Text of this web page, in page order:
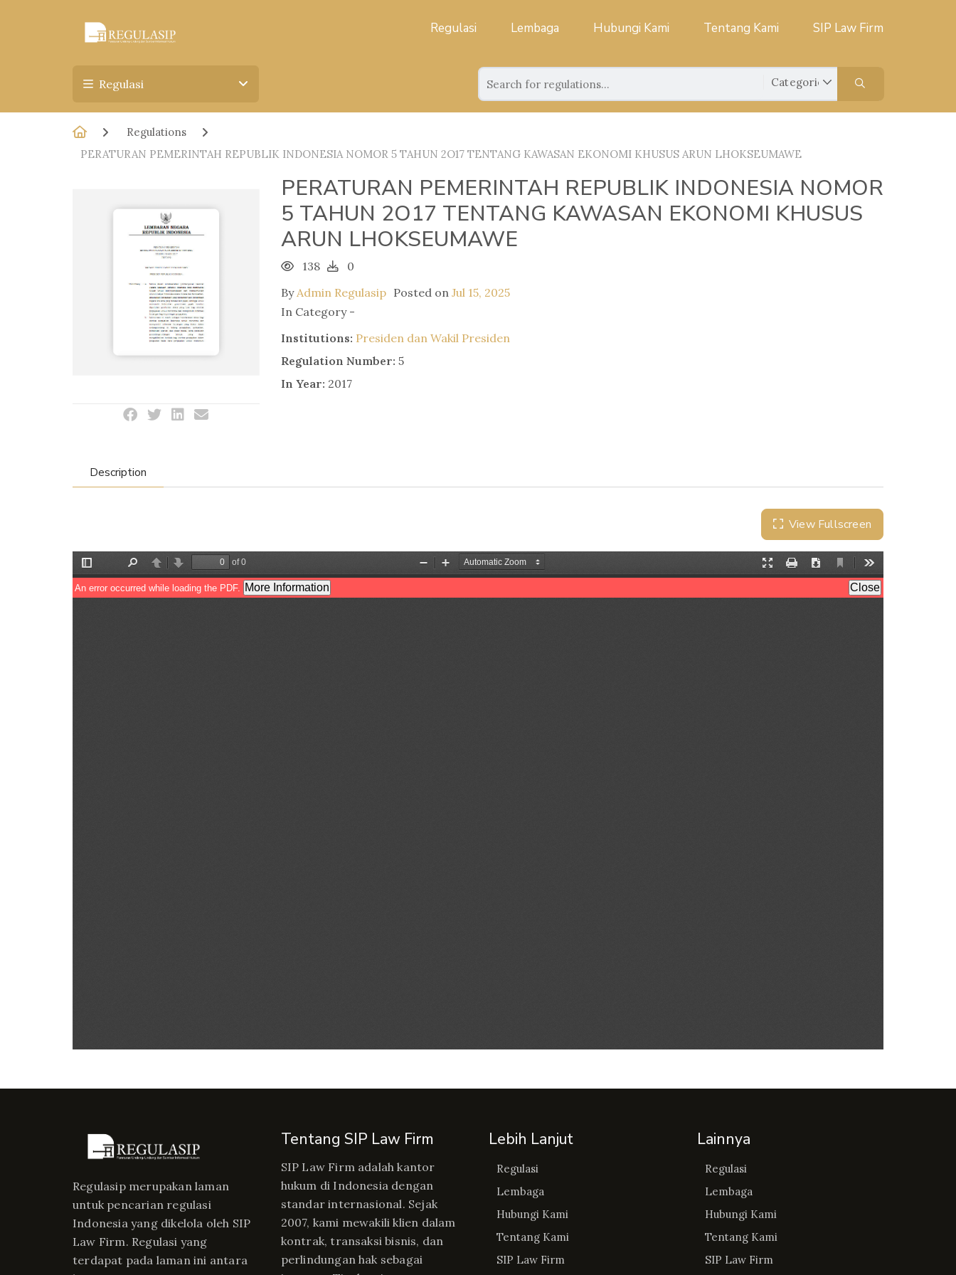
Regulasi Lembaga Hubungi Kami Tentang Kami SIP Law Firm
Regulasi
Regulations
PERATURAN PEMERINTAH REPUBLIK INDONESIA NOMOR 5 TAHUN 2O17 TENTANG KAWASAN EKONOMI KHUSUS ARUN LHOKSEUMAWE
PERATURAN PEMERINTAH REPUBLIK INDONESIA NOMOR
5 TAHUN 2O17 TENTANG KAWASAN EKONOMI KHUSUS
ARUN LHOKSEUMAWE
138
0
By Admin Regulasip Posted on Jul 15, 2025
In Category -
Institutions: Presiden dan Wakil Presiden
Regulation Number: 5
In Year: 2017
Description
View Fullscreen
Regulasip merupakan laman
untuk pencarian regulasi
Indonesia yang dikelola oleh SIP
Law Firm. Regulasi yang
terdapat pada laman ini antara
Tentang SIP Law Firm
SIP Law Firm adalah kantor
hukum di Indonesia dengan
standar internasional. Sejak
2007, kami mewakili klien dalam
kontrak, transaksi bisnis, dan
perlindungan hak sebagai
Lebih Lanjut
Regulasi
Lembaga
Hubungi Kami
Tentang Kami
SIP Law Firm
Lainnya
Regulasi
Lembaga
Hubungi Kami
Tentang Kami
SIP Law Firm